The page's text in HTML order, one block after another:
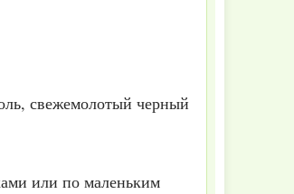
свежемолотый черный
или по маленьким